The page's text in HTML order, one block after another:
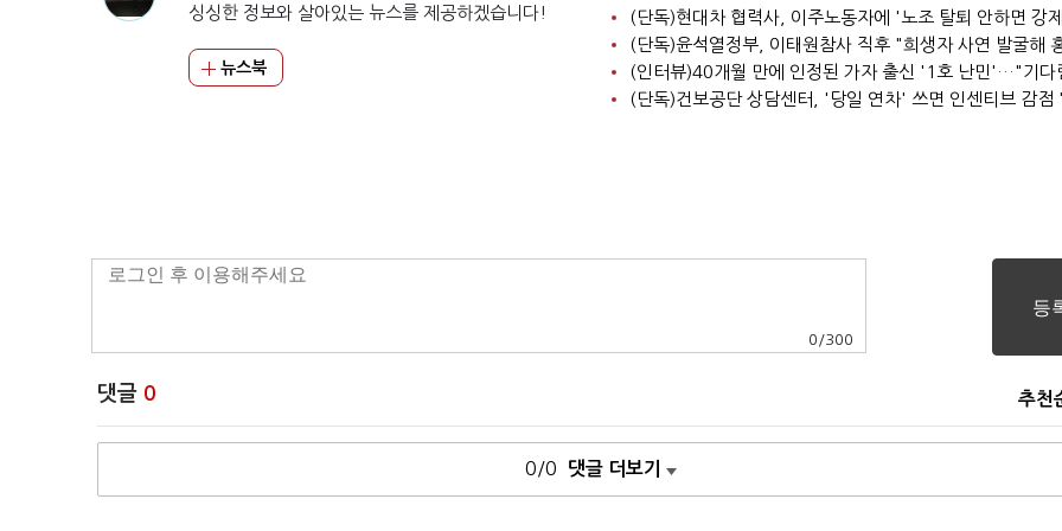
싱싱한 정보와 살아있는 뉴스를 제공하겠습니다!
뉴스북
0 /300
댓글 0 추천
0/0 댓글 더보기